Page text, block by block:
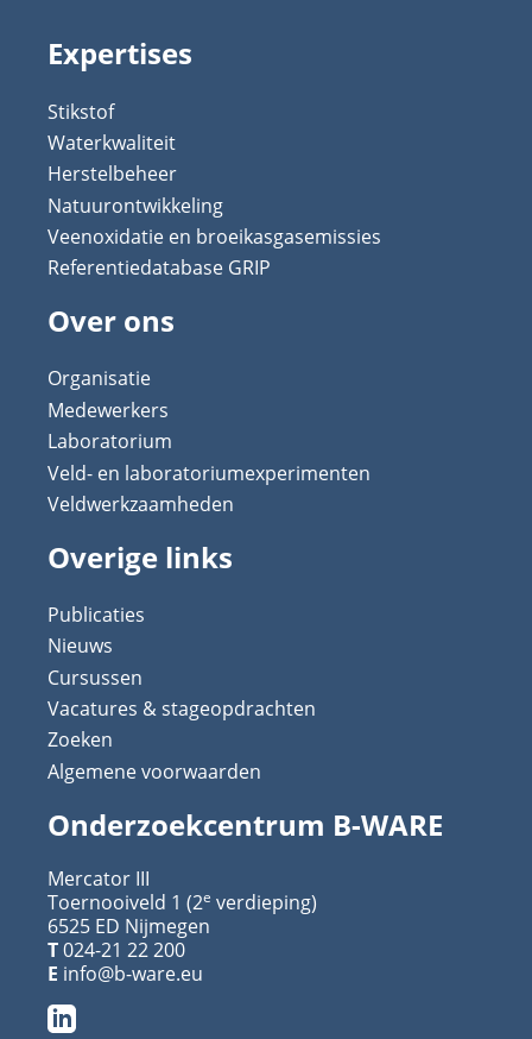
Expertises
Stikstof
Waterkwaliteit
Herstelbeheer
Natuurontwikkeling
Veenoxidatie en broeikasgasemissies
Referentiedatabase GRIP
Over ons
Organisatie
Medewerkers
Laboratorium
Veld- en laboratoriumexperimenten
Veldwerkzaamheden
Overige links
Publicaties
Nieuws
Cursussen
Vacatures & stageopdrachten
Zoeken
Algemene voorwaarden
Onderzoekcentrum B-WARE
Mercator III
Toernooiveld 1 (2e verdieping)
6525 ED Nijmegen
T024-21 22 200
E info@b-ware.eu